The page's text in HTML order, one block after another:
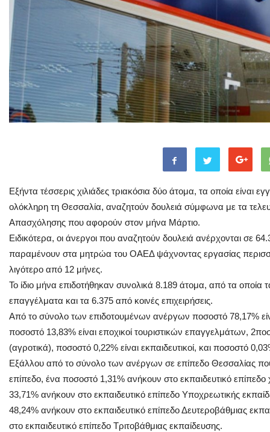
Εξήντα τέσσερις χιλιάδες τριακόσια δύο άτομα, τα οποία
ολόκληρη τη Θεσσαλία, αναζητούν δουλειά σύμφωνα με τα
Απασχόλησης που αφορούν στον μήνα Μάρτιο.
Ειδικότερα, οι άνεργοι που αναζητούν δουλειά ανέρχονται σε
παραμένουν στα μητρώα του ΟΑΕΔ ψάχνοντας εργασίας
λιγότερο από 12 μήνες.
Το ίδιο μήνα επιδοτήθηκαν συνολικά 8.189 άτομα, από τα οποία
επαγγέλματα και τα 6.375 από κοινές επιχειρήσεις.
Από το σύνολο των επιδοτουμένων ανέργων ποσοστό 78,17%
ποσοστό 13,83% είναι εποχικοί τουριστικών επαγγελμάτων,
(αγροτικά), ποσοστό 0,22% είναι εκπαιδευτικοί, και ποσοστό
Εξάλλου από το σύνολο των ανέργων σε επίπεδο Θεσσαλίας
επίπεδο, ένα ποσοστό 1,31% ανήκουν στο εκπαιδευτικό
33,71% ανήκουν στο εκπαιδευτικό επίπεδο Υποχρεωτικής
48,24% ανήκουν στο εκπαιδευτικό επίπεδο Δευτεροβάθμιας
στο εκπαιδευτικό επίπεδο Τριτοβάθμιας εκπαίδευσης.